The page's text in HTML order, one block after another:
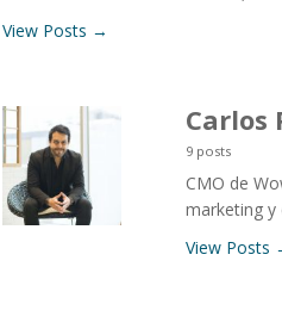
View Posts →
Carlos
9 posts
CMO de
marketing y
View Posts